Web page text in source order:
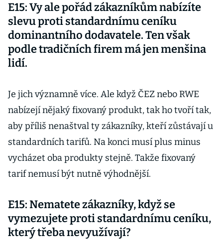
E15: Vy ale pořád zákazníkům nabízíte
slevu proti standardnímu ceníku
dominantního dodavatele. Ten však
podle tradičních firem má jen menšina
lidí.
Je jich významně více. Ale když ČEZ nebo RWE
nabízejí nějaký fixovaný produkt, tak ho tvoří tak,
aby příliš nenaštval ty zákazníky, kteří zůstávají u
standardních tarifů. Na konci musí plus minus
vycházet oba produkty stejně. Takže fixovaný
tarif nemusí být nutně výhodnější.
E15: Nematete zákazníky, když se
vymezujete proti standardnímu ceníku,
který třeba nevyužívají?